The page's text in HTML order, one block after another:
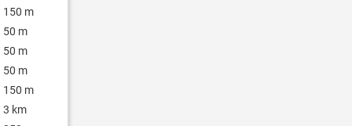
150 m
50 m
50 m
50 m
150 m
3 km